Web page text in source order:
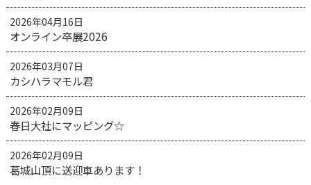
2026年04月16日
オンライン卒展2026
2026年03月07日
カシハラマモル君
2026年02月09日
春日大社にマッピング☆
2026年02月09日
葛城山頂に送迎車あります！